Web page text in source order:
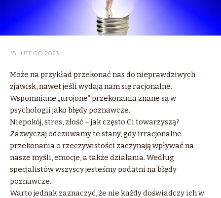
15 LUTEGO 2023
Może na przykład przekonać nas do nieprawdziwych
zjawisk, nawet jeśli wydają nam się racjonalne.
Wspomniane „urojone” przekonania znane są w
psychologii jako błędy poznawcze.
Niepokój, stres, złość – jak często Ci towarzyszą?
Zazwyczaj odczuwamy te stany, gdy irracjonalne
przekonania o rzeczywistości zaczynają wpływać na
nasze myśli, emocje, a także działania. Według
specjalistów wszyscy jesteśmy podatni na błędy
poznawcze.
Warto jednak zaznaczyć, że nie każdy doświadczy ich w